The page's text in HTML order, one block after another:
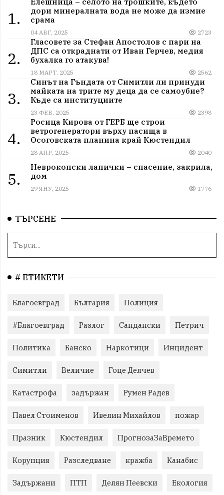
1.
дори минералната вода не може да измие
срама
04 АВГ, 2025 2723
2.
Гласовете за Стефан Апостолов с пари на
ДПС са откраднати от Иван Герчев, медия
бухалка го атакува!
18 МАРТ, 2025 2562
3.
Синът на Гъндата от Симитли ли принуди
майката на трите му деца да се самоубие?
Къде са институциите
23 ФЕВ, 2025 2398
4.
Росица Кирова от ГЕРБ ще строи
ветрогенератори върху пасища в
Осоговската планина край Кюстендил
28 АПР, 2025 2040
5.
Неврокопски лапички – спасение, закрила,
дом
29 ЯНУ, 2025 1776
ТЪРСЕНЕ
# ЕТИКЕТИ
Благоевград България Полиция
#Благоевград Разлог Сандански Петрич
Политика Банско Наркотици Инцидент
Симитли Величие Гоце Делчев
Катастрофа задържан Румен Радев
Павел Стоименов Ивелин Михайлов пожар
Празник Кюстендил ПрогнозаЗаВремето
Корупция Разследване кражба Канабис
Задържани ПТП Делян Пеевски Екология